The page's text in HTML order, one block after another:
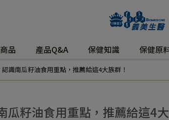
品 產品Q&A 保健知識 保健原
識南瓜籽油食用重點，推薦給這4大族群！
瓜籽油食用重點，推薦給這4大